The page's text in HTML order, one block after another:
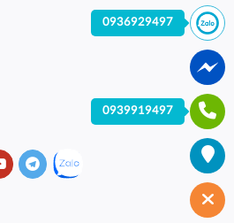
0936929497
0939919497